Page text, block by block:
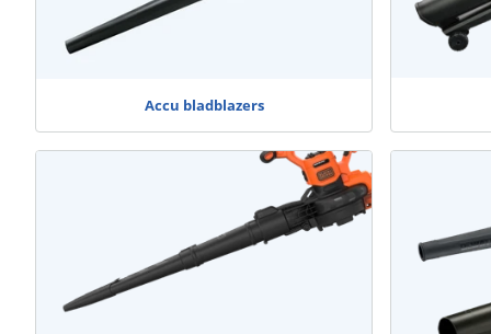
Accu bladblazers